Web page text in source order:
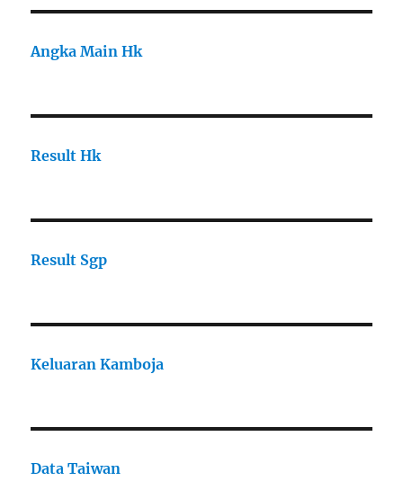
Angka Main Hk
Result Hk
Result Sgp
Keluaran Kamboja
Data Taiwan